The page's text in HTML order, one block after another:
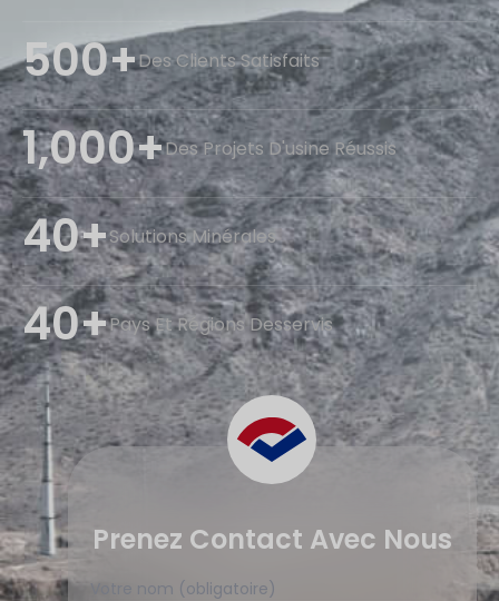
500+Des Clients Satisfaits
1,000+Des Projets D'usine Réussis
40+Solutions Minérales
40+Pays Et Régions Desservis
Prenez Contact Avec Nous
Votre nom (obligatoire)